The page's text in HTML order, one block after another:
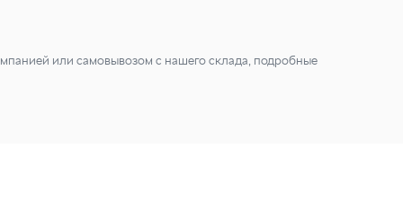
или самовывозом с нашего склада, подробные